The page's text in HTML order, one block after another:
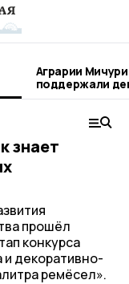
Аграрии
поддержали день
труда
знает
прошёл
конкурса
и декоративно-
ремёсел».